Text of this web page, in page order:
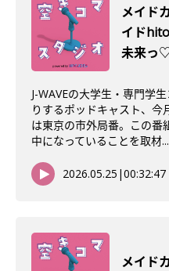
メイド
イド
未来っ
J-WAVEの大学生・専門学
りするポッドキャスト、
は東京の市外局番。この番
中になっていることを取材...
2026.05.25 |00:32:47
メイド